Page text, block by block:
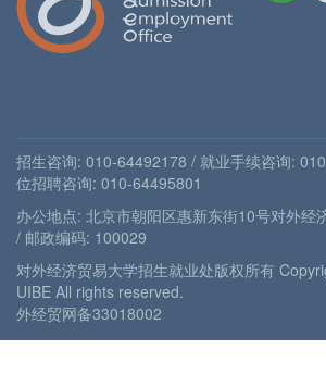
招生咨询: 010-64492178 / 就业手续咨询:
位招聘咨询: 010-64495801
办公地点: 北京市朝阳区惠新东街10号对外经
/ 邮政编码: 100029
对外经济贸易大学招生就业处版权所有
UIBE All rights reserved.
外经贸网备33018002